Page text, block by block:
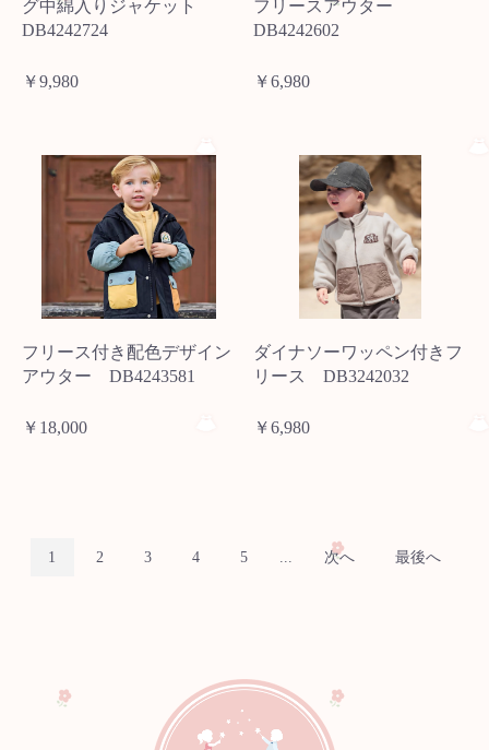
グ中綿入りジャケット
DB4242724
￥9,980
フリースアウター
DB4242602
￥6,980
フリース付き配色デザイン
アウター DB4243581
￥18,000
ダイナソーワッペン付きフ
リース DB3242032
￥6,980
1 2 3 4 5 ... 次へ 最後へ